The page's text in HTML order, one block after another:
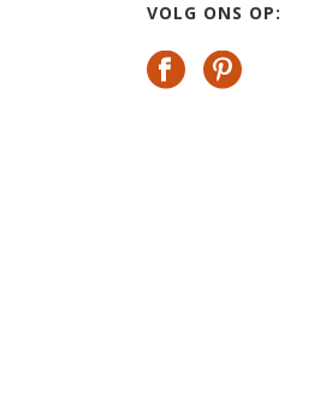
VOLG ONS OP: